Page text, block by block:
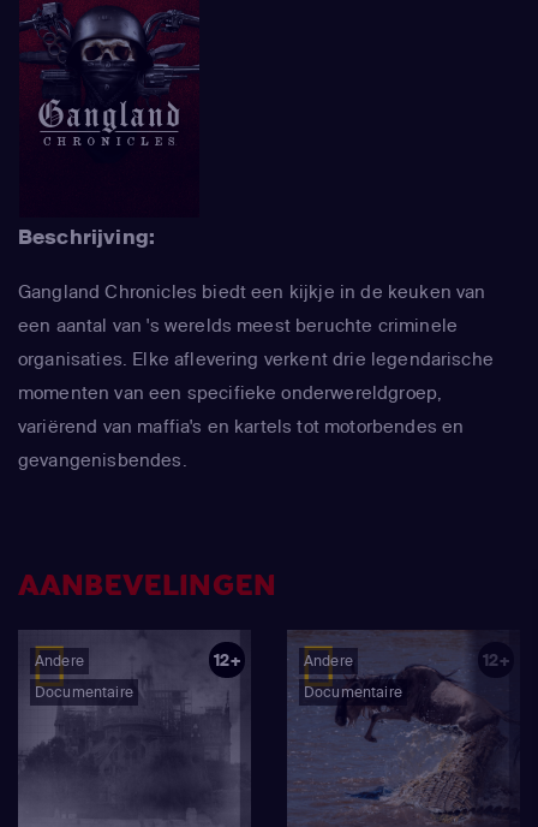
Beschrijving:
Gangland Chronicles biedt een kijkje in de keuken van
een aantal van 's werelds meest beruchte criminele
organisaties. Elke aflevering verkent drie legendarische
momenten van een specifieke onderwereldgroep,
variërend van maffia's en kartels tot motorbendes en
gevangenisbendes.
AANBEVELINGEN
Andere
Documentaire
12+
Andere
Documentaire
12+